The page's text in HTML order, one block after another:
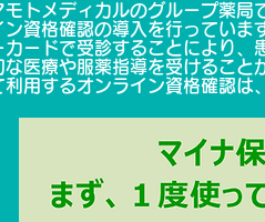
モトメディカルのグループ薬
資格確認の導入を行っていま
カードで受診することにより、
な医療や服薬指導を受けること
用するオンライン資格確認は